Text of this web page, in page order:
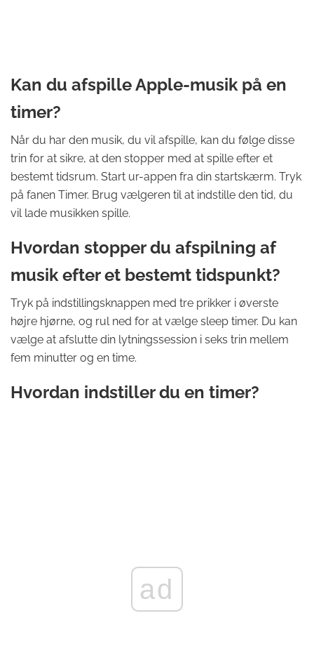
Kan du afspille Apple-musik på en
timer?
Når du har den musik, du vil afspille, kan du følge disse
trin for at sikre, at den stopper med at spille efter et
bestemt tidsrum. Start ur-appen fra din startskærm. Tryk
på fanen Timer. Brug vælgeren til at indstille den tid, du
vil lade musikken spille.
Hvordan stopper du afspilning af
musik efter et bestemt tidspunkt?
Tryk på indstillingsknappen med tre prikker i øverste
højre hjørne, og rul ned for at vælge sleep timer. Du kan
vælge at afslutte din lytningssession i seks trin mellem
fem minutter og en time.
Hvordan indstiller du en timer?
ad